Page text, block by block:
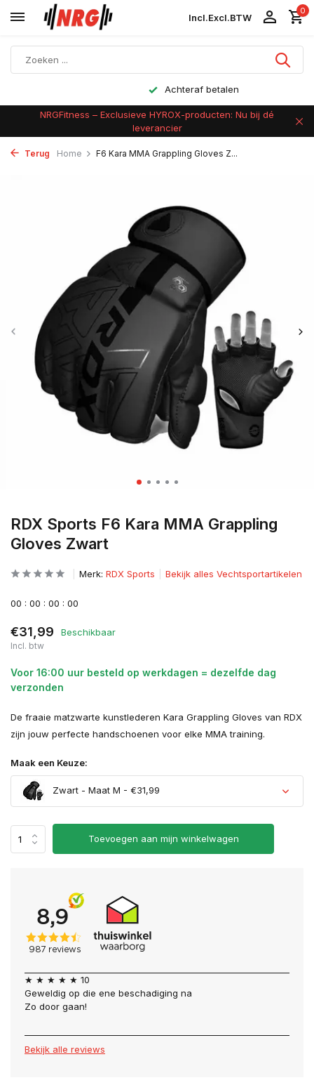
Incl.Excl.BTW
0
Achteraf betalen
NRGFitness – Exclusieve HYROX-producten: Nu bij dé
leverancier
Terug Home F6 Kara MMA Grappling Gloves Z...
RDX Sports F6 Kara MMA Grappling
Gloves Zwart
Merk: RDX Sports Bekijk alles Vechtsportartikelen
00 : 00 : 00 : 00
€31,99 Beschikbaar
Incl. btw
Voor 16:00 uur besteld op werkdagen = dezelfde dag
verzonden
De fraaie matzwarte kunstlederen Kara Grappling Gloves van RDX
zijn jouw perfecte handschoenen voor elke MMA training.
Maak een Keuze:
Zwart - Maat M - €31,99
Uitverkocht
Toevoegen aan mijn winkelwagen
★ ★ ★ ★ ★ 10
Geweldig op die ene beschadiging na
Zo door gaan!
Bekijk alle reviews